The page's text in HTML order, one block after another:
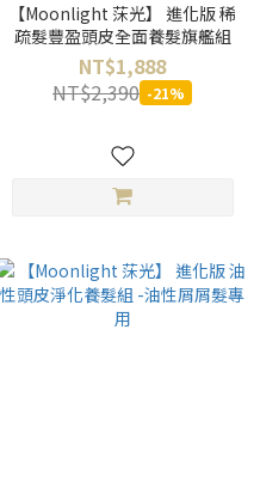
【Moonlight 莯光】 進化版 稀
疏髮豐盈頭皮全面養髮旗艦組
NT$1,888
NT$2,390 -21%